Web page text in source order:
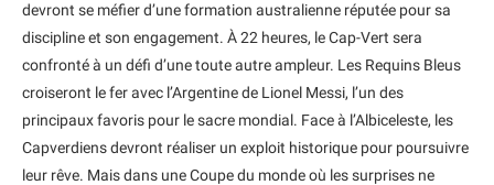
devront se méfier d’une formation australienne réputée pour sa
discipline et son engagement. À 22 heures, le Cap-Vert sera
confronté à un défi d’une toute autre ampleur. Les Requins Bleus
croiseront le fer avec l’Argentine de Lionel Messi, l’un des
principaux favoris pour le sacre mondial. Face à l’Albiceleste, les
Capverdiens devront réaliser un exploit historique pour poursuivre
leur rêve. Mais dans une Coupe du monde où les surprises ne